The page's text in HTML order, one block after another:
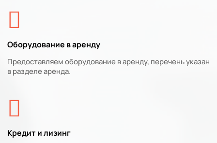
Оборудование в аренду
Предоставляем оборудование в аренду, перечень указан
в разделе аренда.
Кредит и лизинг